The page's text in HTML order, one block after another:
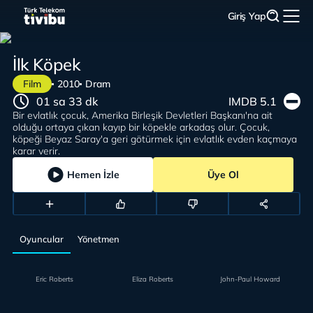
Giriş Yap
Film 2010 Dram
İlk Köpek
Bir evlatlık çocuk, Amerika Birleşik Devletleri Başkanı'na ait
olduğu ortaya çıkan kayıp bir köpekle arkadaş olur. Çocuk,
köpeği Beyaz Saray'a geri götürmek için evlatlık evden kaçmaya
karar verir.
01 sa 33 dk IMDB 5.1
Hemen İzle Üye Ol
Oyuncular Yönetmen
Eric Roberts Eliza Roberts John-Paul Howard